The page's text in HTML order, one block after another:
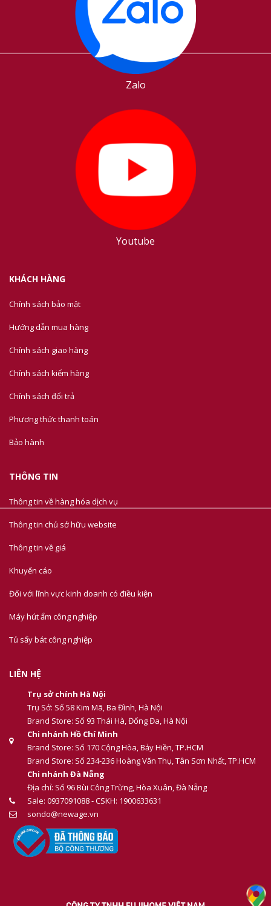
Zalo
Youtube
KHÁCH HÀNG
Chính sách bảo mật
Hướng dẫn mua hàng
Chính sách giao hàng
Chính sách kiểm hàng
Chính sách đổi trả
Phương thức thanh toán
Bảo hành
THÔNG TIN
Thông tin về hàng hóa dịch vụ
Thông tin chủ sở hữu website
Thông tin về giá
Khuyến cáo
Đối với lĩnh vực kinh doanh có điều kiện
Máy hút ẩm công nghiệp
Tủ sấy bát công nghiệp
LIÊN HỆ
Trụ sở chính Hà Nội
Trụ Sở: Số 58 Kim Mã, Ba Đình, Hà Nội
Brand Store: Số 93 Thái Hà, Đống Đa, Hà Nội
Chi nhánh Hồ Chí Minh
Brand Store: Số 170 Cộng Hòa, Bảy Hiền, TP.HCM
Brand Store: Số 234-236 Hoàng Văn Thụ, Tân Sơn Nhất, TP.HCM
Chi nhánh Đà Nẵng
Địa chỉ: Số 96 Bùi Công Trừng, Hòa Xuân, Đà Nẵng
Sale: 0937091088 - CSKH: 1900633631
sondo@newage.vn